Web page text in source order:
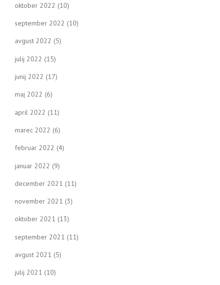
oktober 2022 (10)
september 2022 (10)
avgust 2022 (5)
julij 2022 (15)
junij 2022 (17)
maj 2022 (6)
april 2022 (11)
marec 2022 (6)
februar 2022 (4)
januar 2022 (9)
december 2021 (11)
november 2021 (3)
oktober 2021 (13)
september 2021 (11)
avgust 2021 (5)
julij 2021 (10)